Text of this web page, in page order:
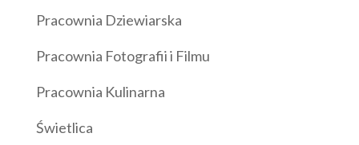
Pracownia Dziewiarska
Pracownia Fotografii i Filmu
Pracownia Kulinarna
Świetlica